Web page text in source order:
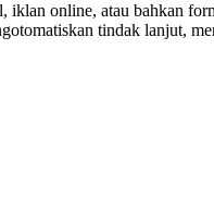
iklan online, atau bahkan
tindak lanjut,